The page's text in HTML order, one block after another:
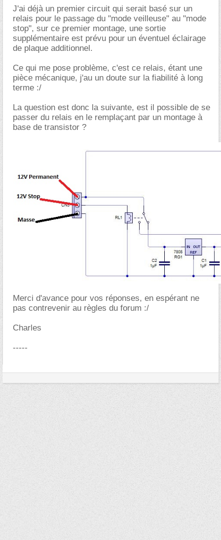
J'ai déjà un premier circuit qui serait basé sur un
relais pour le passage du "mode veilleuse" au "mode
stop", sur ce premier montage, une sortie
supplémentaire est prévu pour un éventuel éclairage
de plaque additionnel.
Ce qui me pose problème, c'est ce relais, étant une
pièce mécanique, j'au un doute sur la fiabilité à long
terme :/
La question est donc la suivante, est il possible de se
passer du relais en le remplaçant par un montage à
base de transistor ?
Merci d'avance pour vos réponses, en espérant ne
pas contrevenir au règles du forum :/
Charles
-----